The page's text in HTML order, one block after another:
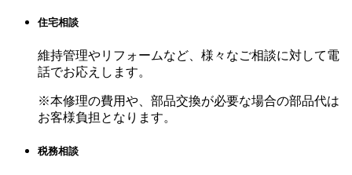
住宅相談
維持管理やリフォームなど、様々なご相談に対して電
話でお応えします。
※本修理の費用や、部品交換が必要な場合の部品代は
お客様負担となります。
税務相談